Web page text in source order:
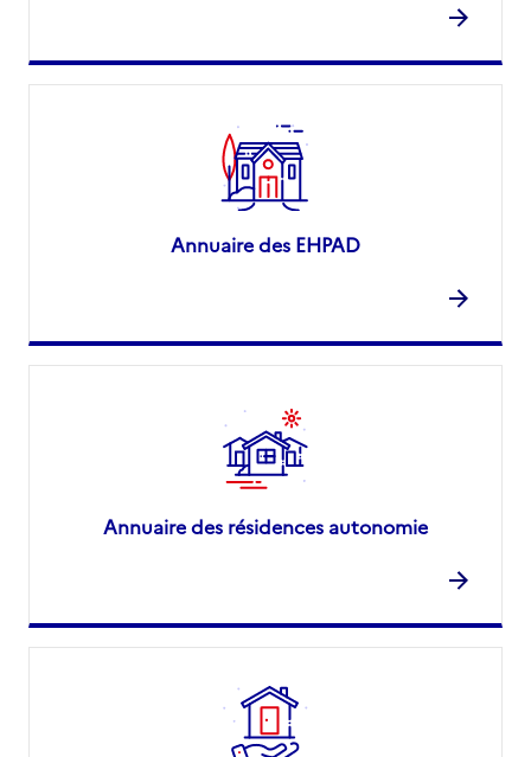
Annuaire des EHPAD
Annuaire des résidences autonomie